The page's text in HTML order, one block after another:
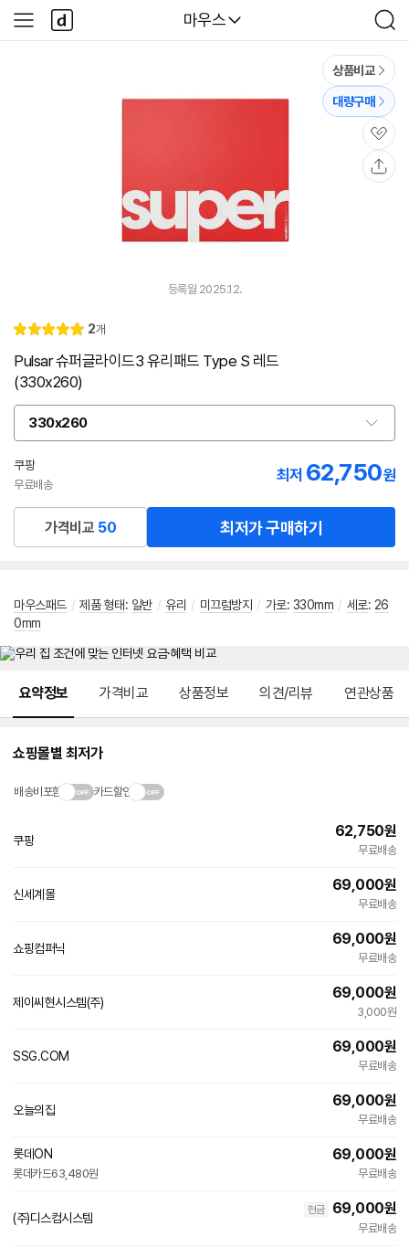
다나와
마우스
검
색
사
이
다
나
와
상품비교
대량구매
관
심
등록월 2025.12.
별
5.
리
2개
Pulsar 슈퍼글라이드3 유리패드 Type S 레드
(330x260)
330x260
옵
션
선
택
쿠팡
무료배송
최저 62,750원
가격비교 50 최저가 구매하기
마우스패드 / 제품 형태: 일반 / 유리 / 미끄럼방지 / 가로: 330mm / 세로: 26
0mm
요약정보 가격비교 상품정보 의견/리뷰 연관상품
쇼핑몰별 최저가
배송비포함 카드할인
쿠팡
62,750원
무료배송
신세계몰
69,000원
무료배송
쇼핑컴퍼닉
페
이
69,000원
무료배송
제이씨현시스템(주)
69,000원
3,000원
SSG.COM
69,000원
무료배송
오늘의집
69,000원
무료배송
롯데ON
롯데카드63,480원
69,000원
무료배송
(주)디스컴시스템
현금 69,000원
무료배송